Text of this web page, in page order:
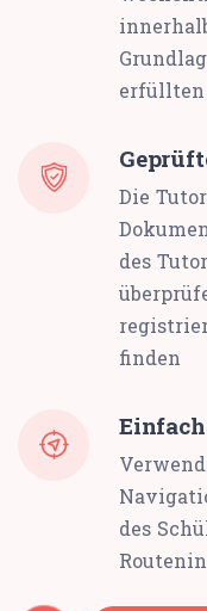
erfüllten
Die
des
finden
des